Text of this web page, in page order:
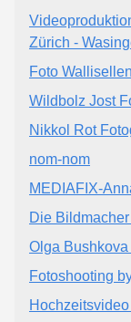
Zürich -
Foto Wallisellen
Wildbolz Jost
Nikkol Rot
nom-nom
MEDIAFIX-
Die Bildmacher
Olga
Fotoshooting